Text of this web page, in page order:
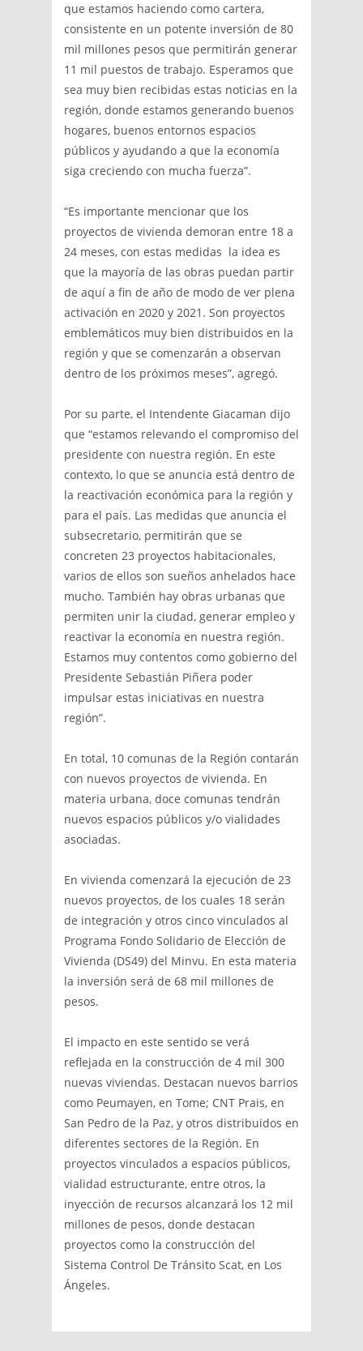
que estamos haciendo como cartera,
consistente en un potente inversión de 80
mil millones pesos que permitirán generar
11 mil puestos de trabajo. Esperamos que
sea muy bien recibidas estas noticias en la
región, donde estamos generando buenos
hogares, buenos entornos espacios
públicos y ayudando a que la economía
siga creciendo con mucha fuerza”.
“Es importante mencionar que los
proyectos de vivienda demoran entre 18 a
24 meses, con estas medidas la idea es
que la mayoría de las obras puedan partir
de aquí a fin de año de modo de ver plena
activación en 2020 y 2021. Son proyectos
emblemáticos muy bien distribuidos en la
región y que se comenzarán a observan
dentro de los próximos meses”, agregó.
Por su parte, el Intendente Giacaman dijo
que “estamos relevando el compromiso del
presidente con nuestra región. En este
contexto, lo que se anuncia está dentro de
la reactivación económica para la región y
para el país. Las medidas que anuncia el
subsecretario, permitirán que se
concreten 23 proyectos habitacionales,
varios de ellos son sueños anhelados hace
mucho. También hay obras urbanas que
permiten unir la ciudad, generar empleo y
reactivar la economía en nuestra región.
Estamos muy contentos como gobierno del
Presidente Sebastián Piñera poder
impulsar estas iniciativas en nuestra
región”.
En total, 10 comunas de la Región contarán
con nuevos proyectos de vivienda. En
materia urbana, doce comunas tendrán
nuevos espacios públicos y/o vialidades
asociadas.
En vivienda comenzará la ejecución de 23
nuevos proyectos, de los cuales 18 serán
de integración y otros cinco vinculados al
Programa Fondo Solidario de Elección de
Vivienda (DS49) del Minvu. En esta materia
la inversión será de 68 mil millones de
pesos.
El impacto en este sentido se verá
reflejada en la construcción de 4 mil 300
nuevas viviendas. Destacan nuevos barrios
como Peumayen, en Tome; CNT Prais, en
San Pedro de la Paz, y otros distribuidos en
diferentes sectores de la Región. En
proyectos vinculados a espacios públicos,
vialidad estructurante, entre otros, la
inyección de recursos alcanzará los 12 mil
millones de pesos, donde destacan
proyectos como la construcción del
Sistema Control De Tránsito Scat, en Los
Ángeles.